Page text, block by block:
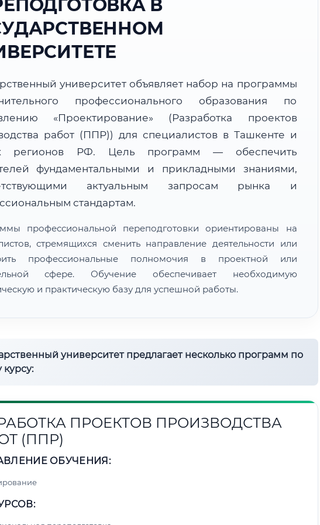
В
университет объявляет набор на программы
профессионального образования по
«Проектирование» (Разработка проектов
работ (ППР)) для специалистов в Ташкенте и
регионов РФ. Цель программ — обеспечить
фундаментальными и прикладными знаниями,
актуальным запросам рынка и
стандартам.
профессиональной переподготовки ориентированы на
стремящихся сменить направление деятельности или
профессиональные полномочия в проектной или
сфере. Обучение обеспечивает необходимую
и практическую базу для успешной работы.
университет предлагает несколько программ по
ПРОЕКТОВ ПРОИЗВОДСТВА
(ППР)
ОБУЧЕНИЯ: